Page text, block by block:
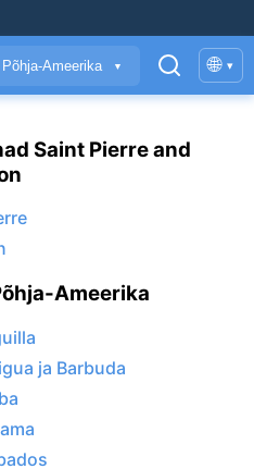
Põhja-Ameerika ▼ 🌐 ▾
Saint Pierre and
Ameerika
ja Barbuda